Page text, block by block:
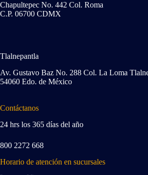
Chapultepec No. 442 Col. Roma
C.P. 06700 CDMX
Tlalnepantla
Av. Gustavo Baz No. 288 Col. La Loma
54060 Edo. de México
Contáctanos
24 hrs los 365 días del año
800 2272 668
Horario de atención en sucursales